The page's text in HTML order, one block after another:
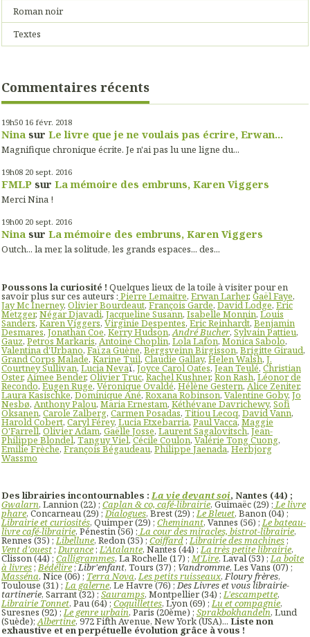
Roman noir
Textes
Commentaires récents
19h50 16 févr. 2018
Nina sur Le livre que je ne voulais pas écrire, Erwan...
Magnifique chronique écrite. Je n'ai pas lu une ligne du...
19h08 20 sept. 2016
FMLP sur La mémoire des embruns, Karen Viggers
Merci Nina !
19h00 20 sept. 2016
Nina sur La mémoire des embruns, Karen Viggers
Outch... la mer, la solitude, les grands espaces... des...
Poussons la curiosité ! Quelques lieux de la toile à visiter pour en
savoir plus sur ces auteurs : Pierre Lemaitre, Erwan Larher, Gaël Faye,
Jay Mc Inerney, Olivier Bourdeaut,François Garde,David Lodge,Eric
Metzger,Négar Djavadi,Jacqueline Susann,Isabelle Monnin,Louis
Sanders, Karen Viggers,Virginie Despentes,Eric Reinhardt,Benjamin
Desmares,Jonathan Coe,Kerry Hudson,André Bucher,Sylvain Pattieu,
Gauz,Petros Markaris,Antoine Choplin, Lola Lafon,Monica Sabolo,
Valentina d'Urbano,Faïza Guène,Bergsveinn Birgisson,Brigitte Giraud,
Grand Corps Malade,Karine Tuil,Claudie Gallay,Helen Walsh,J.
Courtney Sullivan,Lucia Nevaï,Joyce Carol Oates,Jean Teulé,Christian
Oster,Aimee Bender,Olivier Truc,Rachel Kushner, Ron Rash,Léonor de
Recondo,Eugen Ruge,Véronique Ovaldé,Hélène Gestern,Alice Zeniter,
Laura Kasischke,Dominique Ané,Roxana Robinson,Valentine Goby,Jo
Nesbø,Anthony Palou,Maria Ernestam,Kéthévane Davrichewy,Sofi
Oksanen,Carole Zalberg,Carmen Posadas,Titiou Lecoq,David Vann,
Harold Cobert,Caryl Férey,Lucia Etxebarria,Paul Vacca, Maggie
O'Farrell,Olivier Adam,Gaëlle Josse,Laurent Sagalovitsch,Jean-
Philippe Blondel,Tanguy Viel,Cécile Coulon,Valérie Tong Cuong,
Emilie Frèche,François Bégaudeau,Philippe Jaenada,Herbjorg
Wassmo
Des librairies incontournables :La vie devant soi, Nantes (44) ;
Gwalarn, Lannion (22) ; Caplan & co, café-librairie, Guimaëc (29) ;Le livre
phare, Concarneau (29) ;Dialogues, Brest (29) ;Le Bleuet, Banon (04) ;
Librairie et curiosités, Quimper (29) ; Cheminant, Vannes (56) ;Le bateau-
livre café-librairie, Pénestin (56) ;La cour des miracles, bistrot-librairie,
Rennes (35) ;Libellune, Redon (35) ;Coiffard;Librairie des machines;
Vent d'ouest;Durance;L'Atalante, Nantes (44) ;La très petite librairie,
Clisson (44) ;Calligrammes, La Rochelle (17) ;M'Lire, Laval (53) ;La boîte
à livres;Bédélire;Libr'enfant, Tours (37) ; Vandromme, Les Vans (07) ;
Masséna, Nice (06) ; Terra Nova,Les petits ruisseaux,Floury frères,
Toulouse (31) ;La galerne, Le Havre (76) ;Des Livres et vous librairie-
tartinerie, Sarrant (32) ;Sauramps, Montpellier (34) ;L'escampette,
Librairie Tonnet, Pau (64) ;Coquillettes, Lyon (69) ;Lu et compagnie,
Suresnes (92) ;Le genre urbain, Paris (20ème) ; Sprakbokhandeln, Lund
(Suède);Albertine, 972 Fifth Avenue, New York (USA)...Liste non
exhaustive et en perpétuelle évolution grâce à vous !